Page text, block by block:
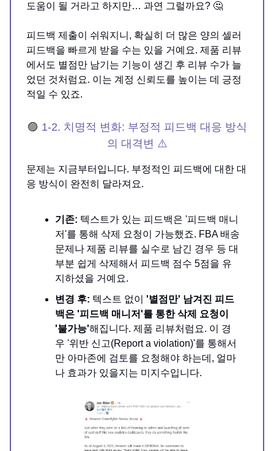
도움이 될 거라고 하지만… 과연 그럴까요? 🤔
피드백 제출이 쉬워지니, 확실히 더 많은 양의 셀러
피드백을 빠르게 받을 수는 있을 거예요. 제품 리뷰
에서도 별점만 남기는 기능이 생긴 후 리뷰 수가 늘
었던 것처럼요. 이는 계정 신뢰도를 높이는 데 긍정
적일 수 있죠.
🟣 1-2. 치명적 변화: 부정적 피드백 대응 방식
의 대격변 ⚠️
문제는 지금부터입니다. 부정적인 피드백에 대한 대
응 방식이 완전히 달라져요.
기존: 텍스트가 있는 피드백은 '피드백 매니
저'를 통해 삭제 요청이 가능했죠. FBA 배송
문제나 제품 리뷰를 실수로 남긴 경우 등 대
부분 쉽게 삭제해서 피드백 점수 5점을 유
지하셨을 거예요.
변경 후: 텍스트 없이 '별점만' 남겨진 피드
백은 '피드백 매니저'를 통한 삭제 요청이
'불가능'해집니다. 제품 리뷰처럼요. 이 경
우 '위반 신고(Report a violation)'를 통해서
만 아마존에 검토를 요청해야 하는데, 얼마
나 효과가 있을지는 미지수입니다.